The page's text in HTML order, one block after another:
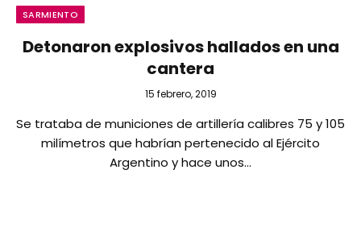
SARMIENTO
Detonaron explosivos hallados en una
cantera
15 febrero, 2019
Se trataba de municiones de artillería calibres 75 y 105
milímetros que habrían pertenecido al Ejército
Argentino y hace unos…